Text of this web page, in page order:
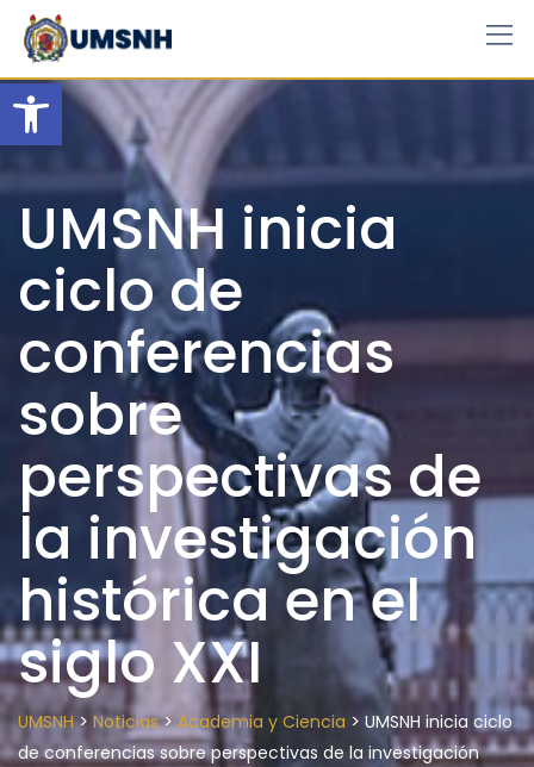
Open toolbar
Skip
content
UMSNH inicia
ciclo de
conferencias
sobre
perspectivas de
la investigación
histórica en el
siglo XXI
UMSNH> Noticias>Academia y Ciencia > UMSNH inicia ciclo
de conferencias sobre perspectivas de la investigación